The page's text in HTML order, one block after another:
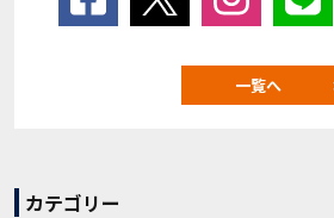
一覧へ
カテゴリー